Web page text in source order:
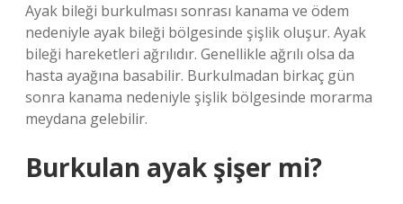
Ayak bileği burkulması sonrası kanama ve ödem
nedeniyle ayak bileği bölgesinde şişlik oluşur. Ayak
bileği hareketleri ağrılıdır. Genellikle ağrılı olsa da
hasta ayağına basabilir. Burkulmadan birkaç gün
sonra kanama nedeniyle şişlik bölgesinde morarma
meydana gelebilir.
Burkulan ayak şişer mi?